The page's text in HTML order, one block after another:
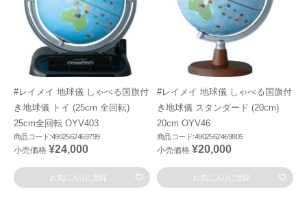
#レイメイ 地球儀 しゃべる国旗付
き地球儀 トイ (25cm 全回転)
25cm全回転 OYV403
商品コード:4902562469799
小売価格 ¥24,000
お気に入りに登録
#レイメイ 地球儀 しゃべる国旗付
き地球儀 スタンダード (20cm)
20cm OYV46
商品コード:4902562469805
小売価格 ¥20,000
お気に入りに登録